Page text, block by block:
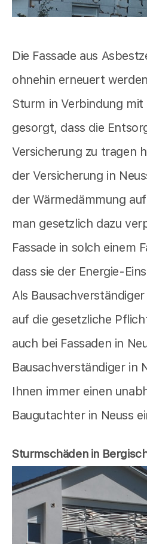
Die Fassade aus
ohnehin erneuert
Sturm in Verbindung
gesorgt, dass die
Versicherung zu tragen
der Versicherung in
der Wärmedämmung
man gesetzlich dazu
Fassade in solch einem
dass sie der Energie-
Als
auf die gesetzliche
auch bei Fassaden in
Bausachverständiger in
Ihnen immer einen
Baugutachter in Neuss
Sturmschäden in